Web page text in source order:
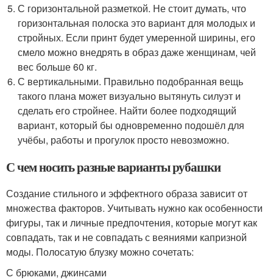
С горизонтальной разметкой. Не стоит думать, что
горизонтальная полоска это вариант для молодых и
стройных. Если принт будет умеренной ширины, его
смело можно внедрять в образ даже женщинам, чей
вес больше 60 кг.
С вертикальными. Правильно подобранная вещь
такого плана может визуально вытянуть силуэт и
сделать его стройнее. Найти более подходящий
вариант, который бы одновременно подошёл для
учёбы, работы и прогулок просто невозможно.
С чем носить разные варианты рубашки
Создание стильного и эффектного образа зависит от
множества факторов. Учитывать нужно как особенности
фигуры, так и личные предпочтения, которые могут как
совпадать, так и не совпадать с веяниями капризной
моды. Полосатую блузку можно сочетать:
С брюками, джинсами